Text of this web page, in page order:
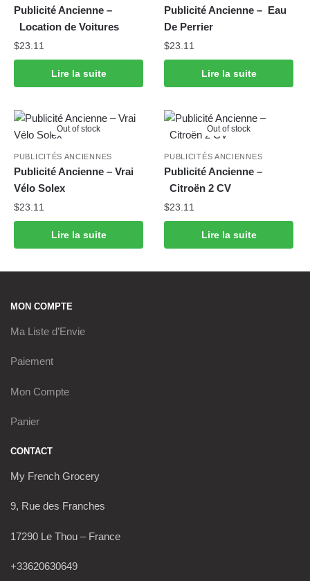
Publicité Ancienne –
Location de Voitures
$23.11
Lire la suite
Publicité Ancienne – Eau
De Perrier
$23.11
Lire la suite
Out of stock
PUBLICITÉS ANCIENNES
Publicité Ancienne – Vrai
Vélo Solex
$23.11
Lire la suite
Out of stock
PUBLICITÉS ANCIENNES
Publicité Ancienne –
Citroën 2 CV
$23.11
Lire la suite
MON COMPTE
Ma Liste d’Envie
Paiement
Mon Compte
Panier
CONTACT
My French Grocery
9, Rue des Franches
17290 Le Thou – France
+33620630649